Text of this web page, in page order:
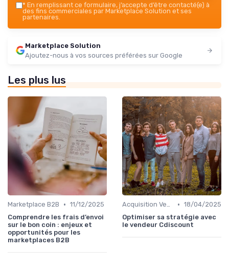
* En remplissant ce formulaire, j’accepte d’être contacté(e) à
des fins commerciales par Marketplace Solution et ses
partenaires.
Marketplace Solution
Ajoutez-nous à vos sources préférées sur Google
Les plus lus
Marketplace B2B • 11/12/2025
Comprendre les frais d’envoi
sur le bon coin : enjeux et
opportunités pour les
marketplaces B2B
Acquisition Vendeurs • 18/04/2025
Optimiser sa stratégie avec
le vendeur Cdiscount